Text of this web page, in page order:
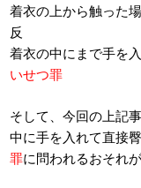
着衣の上から触っ
反
着衣の中にまで手
いせつ罪
そして、今回の上記
中に手を入れて直接
罪に問われるおそれ